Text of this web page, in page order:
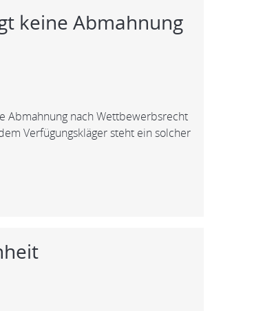
keine Abmahnung
Abmahnung nach Wettbewerbsrecht
Verfügungskläger steht ein solcher